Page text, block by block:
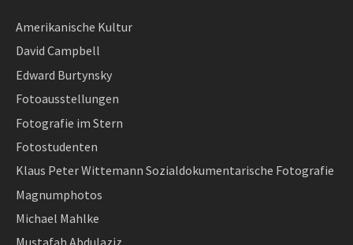
Amerikanische Kultur
David Campbell
Edward Burtynsky
Fotoausstellungen
Fotografie im Stern
Fotostudenten
Klaus Peter Wittemann Sozialdokumentarische Fotografie
Magnumphotos
Michael Mahlke